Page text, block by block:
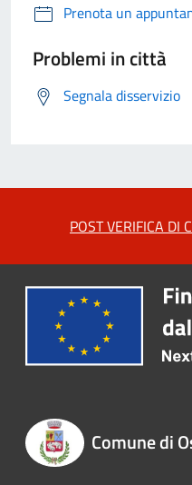
Prenota un
Problemi in città
Segnala disservizio
POST VERIFICA
Comune di